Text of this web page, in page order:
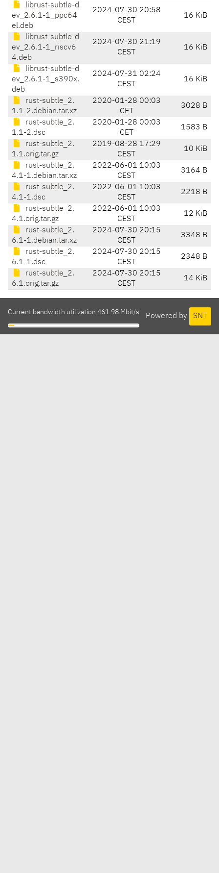
librust-subtle-d
ev_2.6.1-1_ppc64
el.deb
2024-07-30 20:58
CEST
16 KiB
librust-subtle-d
ev_2.6.1-1_riscv6
4.deb
2024-07-30 21:19
CEST
16 KiB
librust-subtle-d
ev_2.6.1-1_s390x.
deb
2024-07-31 02:24
CEST
16 KiB
rust-subtle_2.
1.1-2.debian.tar.xz
2020-01-28 00:03
CET
3028 B
rust-subtle_2.
1.1-2.dsc
2020-01-28 00:03
CET
1583 B
rust-subtle_2.
1.1.orig.tar.gz
2019-08-28 17:29
CEST
10 KiB
rust-subtle_2.
4.1-1.debian.tar.xz
2022-06-01 10:03
CEST
3164 B
rust-subtle_2.
4.1-1.dsc
2022-06-01 10:03
CEST
2218 B
rust-subtle_2.
4.1.orig.tar.gz
2022-06-01 10:03
CEST
12 KiB
rust-subtle_2.
6.1-1.debian.tar.xz
2024-07-30 20:15
CEST
3348 B
rust-subtle_2.
6.1-1.dsc
2024-07-30 20:15
CEST
2348 B
rust-subtle_2.
6.1.orig.tar.gz
2024-07-30 20:15
CEST
14 KiB
Powered by SNT
Current bandwidth utilization 461.98 Mbit/s